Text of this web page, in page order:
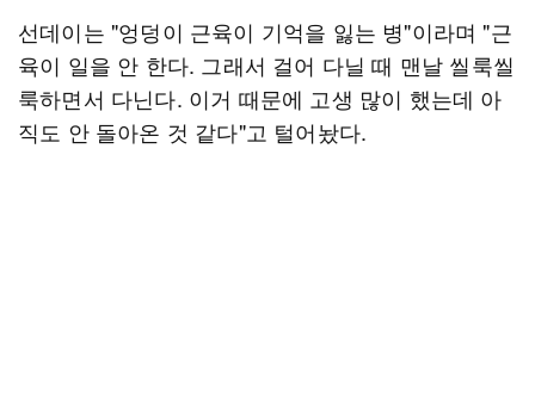
선데이는 "엉덩이 근육이 기억을 잃는 병"이라며 "근
육이 일을 안 한다. 그래서 걸어 다닐 때 맨날 씰룩씰
룩하면서 다닌다. 이거 때문에 고생 많이 했는데 아
직도 안 돌아온 것 같다"고 털어놨다.